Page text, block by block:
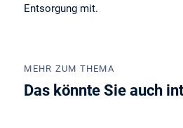
Entsorgung mit.
MEHR ZUM THEMA
Das könnte Sie auch